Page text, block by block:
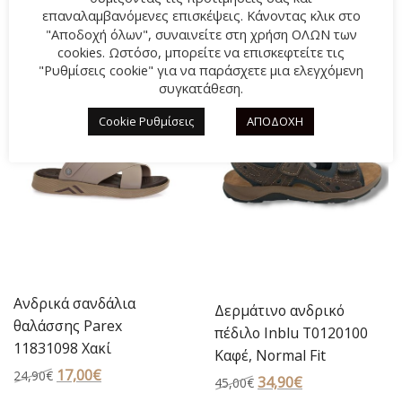
price
was:
44,90€.
τρέχουσα
τιμή
είναι:
33,90€.
25,00 €Original
price
was:
25,00€.
17,00€Η
τρέχουσα
τιμή
είναι:
Ανδρικά σανδάλια
θαλάσσης Parex
11831098 Χακί
24,90€ Original
17,00€Η
-22%
Δερμάτινο ανδρικό
πέδιλο Inblu Τ0120100
Καφέ, Normal Fit
45,00€ Original
34,90€Η
επαναλαμβανόμενες επισκέψεις. Κάνοντας κλικ στο
"Αποδοχή όλων", συναινείτε στη χρήση ΟΛΩΝ των
cookies. Ωστόσο, μπορείτε να επισκεφτείτε τις
"Ρυθμίσεις cookie" για να παράσχετε μια ελεγχόμενη
συγκατάθεση.
Cookie Ρυθμίσεις ΑΠΟΔΟΧΗ